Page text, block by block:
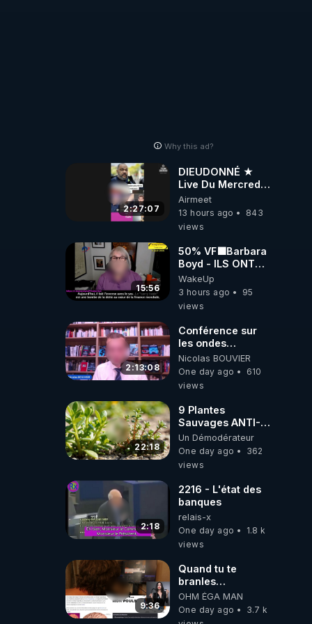
Why this ad?
2:27:07
DIEUDONNÉ ★
Live Du Mercredi
5 Août 2026
Airmeet
13 hours ago
843
views
15:56
50% VF🟩Barbara
Boyd - ILS ONT
MENTI SUR TOUT
-Jocelyne
Traduction
WakeUp
3 hours ago
95
views
2:13:08
Conférence sur
les ondes
électromagnétiques
par Grégoire
Caustru et Bart de
Nicolas BOUVIER
One day ago
610
views
22:18
9 Plantes
Sauvages ANTI-
FAMINE: ces
Ressources
Haies
Un Démodérateur
One day ago
362
views
2:18
2216 - L'état des
banques
relais-x
One day ago
1.8 k
views
9:36
Quand tu te
branles
bonhomme tu
émets des ondes
ils ont juste omis
OHM ÉGA MAN
One day ago
3.7 k